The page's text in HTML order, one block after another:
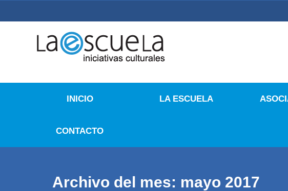
La Escuela Iniciativas
INICIO LA ESCUELA
CONTACTO
Archivo del mes: mayo 2017